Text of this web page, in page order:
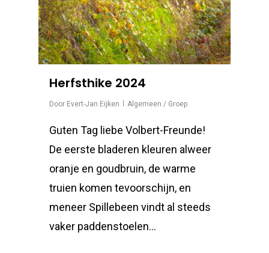
Herfsthike 2024
Door Evert-Jan Eijken Algemeen / Groep
Guten Tag liebe Volbert-Freunde!
De eerste bladeren kleuren alweer
oranje en goudbruin, de warme
truien komen tevoorschijn, en
meneer Spillebeen vindt al steeds
vaker paddenstoelen…